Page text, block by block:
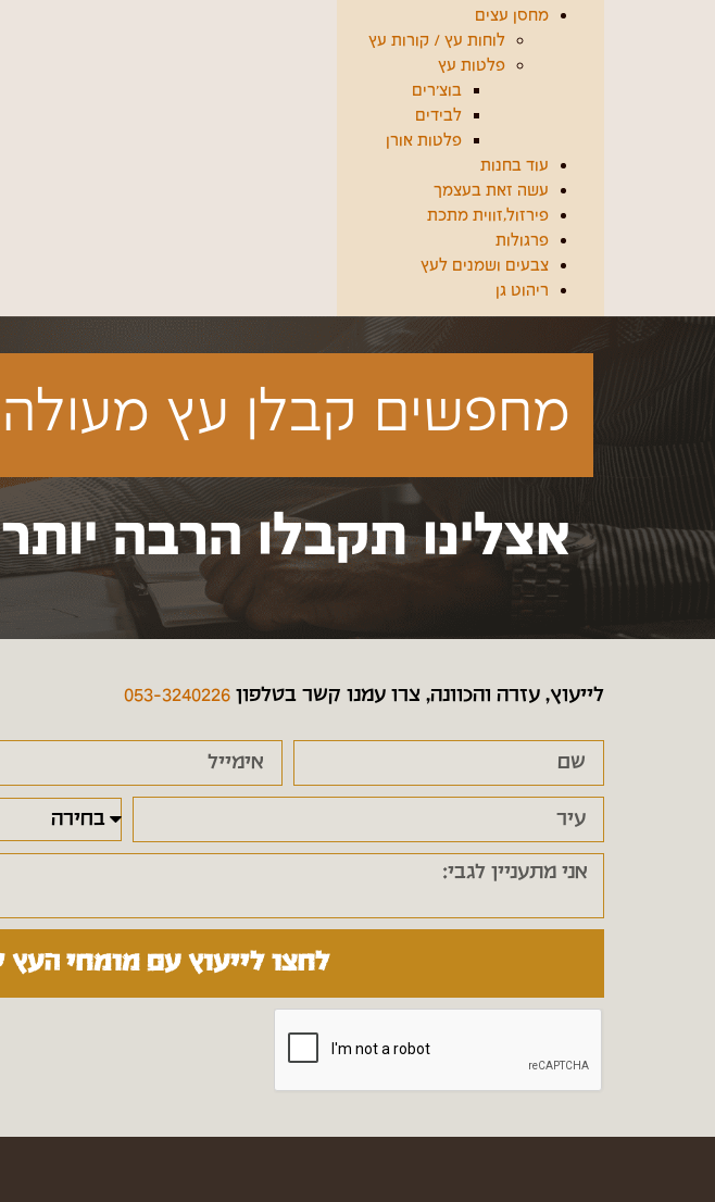
מחסן עצים
לוחות עץ / קורות עץ
פלטות עץ
בוצ'רים
לבידים
פלטות אורן
עוד בחנות
עשה זאת בעצמך
פירזול,זווית מתכת
פרגולות
צבעים ושמנים לעץ
ריהוט גן
מחפשים קבלן עץ
אצלינו תקבלו הרבה
לייעוץ, עזרה והכוונה, צרו עמנו קשר בטלפון 053-3240226
לחצו לייעוץ עם מומחי העץ